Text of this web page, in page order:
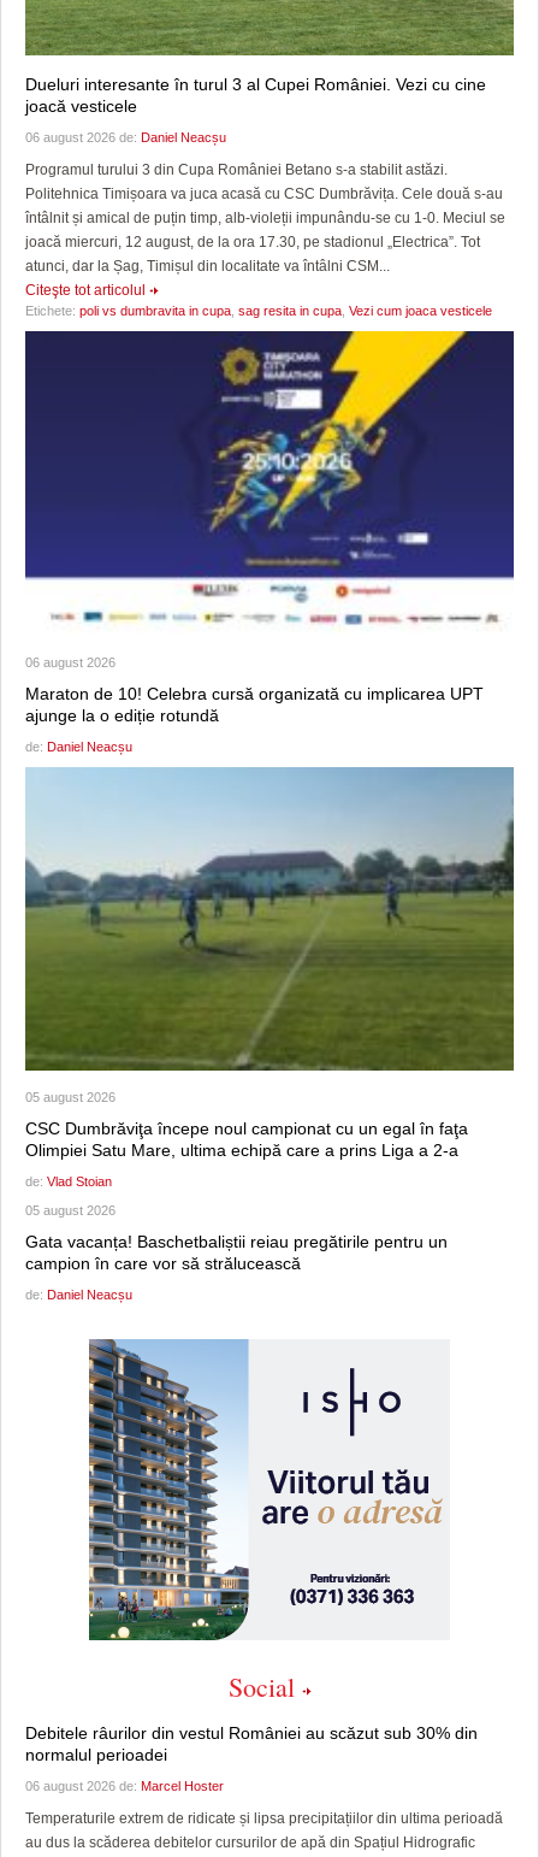
Dueluri interesante în turul 3 al Cupei României. Vezi cu cine
joacă vesticele
06 august 2026 de: Daniel Neacșu
Programul turului 3 din Cupa României Betano s-a stabilit astăzi.
Politehnica Timișoara va juca acasă cu CSC Dumbrăvița. Cele două s-au
întâlnit și amical de puțin timp, alb-violeții impunându-se cu 1-0. Meciul se
joacă miercuri, 12 august, de la ora 17.30, pe stadionul „Electrica”. Tot
atunci, dar la Șag, Timișul din localitate va întâlni CSM...
Citeşte tot articolul
Etichete: poli vs dumbravita in cupa sag resita in cupa Vezi cum joaca vesticele
06 august 2026
Maraton de 10! Celebra cursă organizată cu implicarea UPT
ajunge la o ediție rotundă
de: Daniel Neacșu
05 august 2026
CSC Dumbrăviţa începe noul campionat cu un egal în faţa
Olimpiei Satu Mare, ultima echipă care a prins Liga a 2-a
de: Vlad Stoian
05 august 2026
Gata vacanța! Baschetbaliștii reiau pregătirile pentru un
campion în care vor să strălucească
de: Daniel Neacșu
Social
Debitele râurilor din vestul României au scăzut sub 30% din
normalul perioadei
06 august 2026 de: Marcel Hoster
Temperaturile extrem de ridicate și lipsa precipitațiilor din ultima perioadă
au dus la scăderea debitelor cursurilor de apă din Spațiul Hidrografic